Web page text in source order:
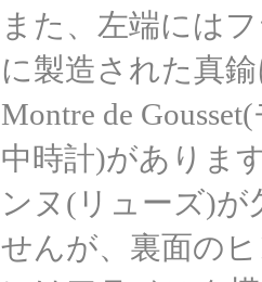
また、左端には
に製造された真
Montre de
中時計)がありま
ンヌ(リューズ)
せんが、裏面の